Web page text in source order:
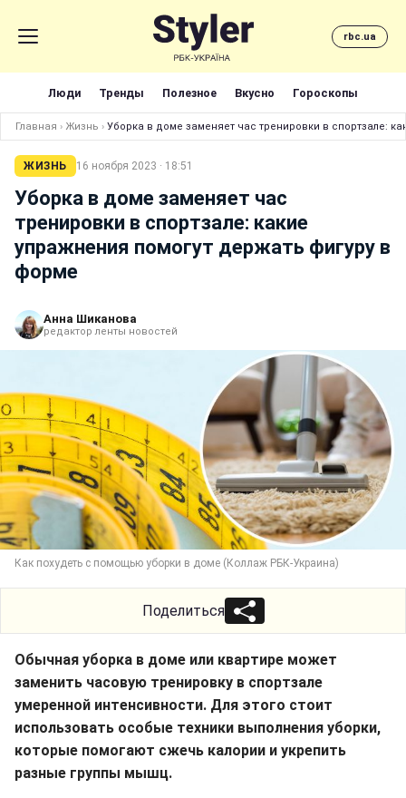
rbc.ua
Люди Тренды Полезное Вкусно Гороскопы
Главная › Жизнь › Уборка в доме заменяет час тренировки в спортзале:
ЖИЗНЬ 16 ноября 2023 · 18:51
Уборка в доме заменяет час
тренировки в спортзале: какие
упражнения помогут держать фигуру в
форме
Анна Шиканова
редактор ленты новостей
Как похудеть с помощью уборки в доме (Коллаж РБК-Украина)
Поделиться
Обычная уборка в доме или квартире может
заменить часовую тренировку в спортзале
умеренной интенсивности. Для этого стоит
использовать особые техники выполнения уборки,
которые помогают сжечь калории и укрепить
разные группы мышц.